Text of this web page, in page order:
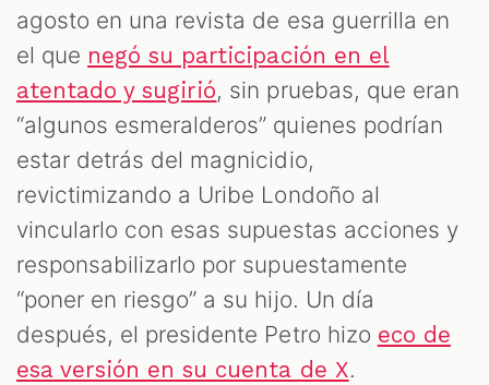
agosto en una revista de esa guerrilla en
el que negó su participación en el
atentado y sugirió, sin pruebas, que eran
“algunos esmeralderos” quienes podrían
estar detrás del magnicidio,
revictimizando a Uribe Londoño al
vincularlo con esas supuestas acciones y
responsabilizarlo por supuestamente
“poner en riesgo” a su hijo. Un día
después, el presidente Petro hizo eco de
esa versión en su cuenta de X.